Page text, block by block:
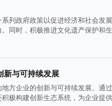
列政府政策以促进经济和社会发
同时，积极推进文化遗产保护和
新与可持续发展
方企业的创新与可持续发展。通
极构建创新生态系统，为企业提